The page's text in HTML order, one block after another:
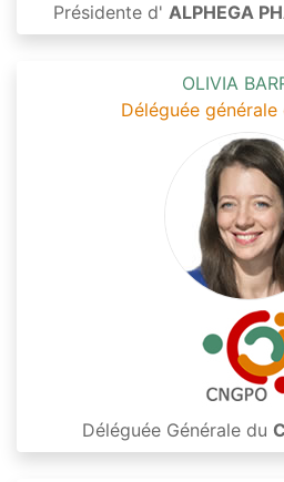
Présidente d' ALPHEGA
OLIVIA
Déléguée
Déléguée Générale du